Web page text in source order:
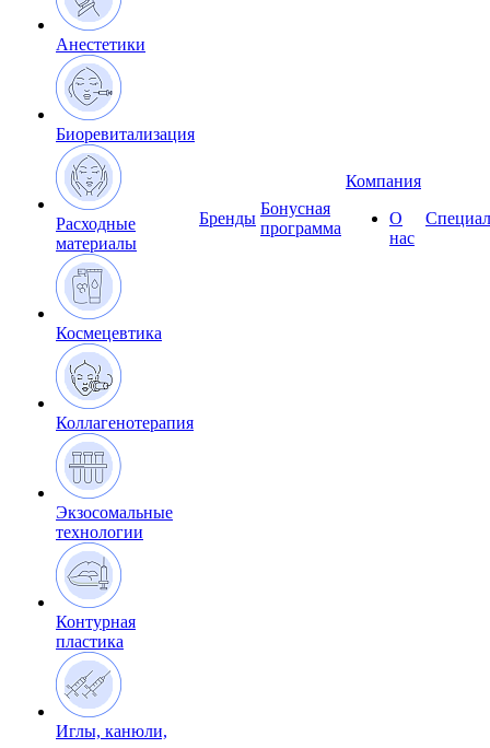
Анестетики
Биоревитализация
Расходные
материалы
Космецевтика
Коллагенотерапия
Экзосомальные
технологии
Контурная
пластика
Иглы, канюли,
Бренды
Бонусная
программа
Компания
О
нас